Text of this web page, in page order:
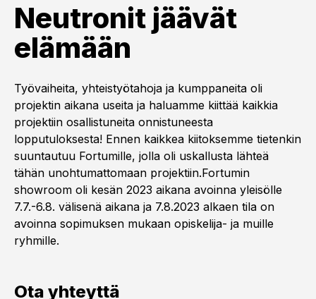
Neutronit jäävät
elämään
Työvaiheita, yhteistyötahoja ja kumppaneita oli
projektin aikana useita ja haluamme kiittää kaikkia
projektiin osallistuneita onnistuneesta
lopputuloksesta! Ennen kaikkea kiitoksemme tietenkin
suuntautuu Fortumille, jolla oli uskallusta lähteä
tähän unohtumattomaan projektiin.Fortumin
showroom oli kesän 2023 aikana avoinna yleisölle
7.7.-6.8. välisenä aikana ja 7.8.2023 alkaen tila on
avoinna sopimuksen mukaan opiskelija- ja muille
ryhmille.
Ota yhteyttä